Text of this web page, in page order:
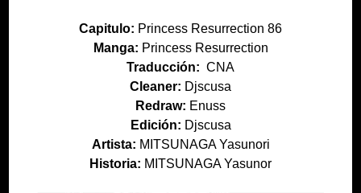
Capitulo: Princess Resurrection 86
Manga: Princess Resurrection
Traducción: CNA
Cleaner: Djscusa
Redraw: Enuss
Edición: Djscusa
Artista: MITSUNAGA Yasunori
Historia: MITSUNAGA Yasunor